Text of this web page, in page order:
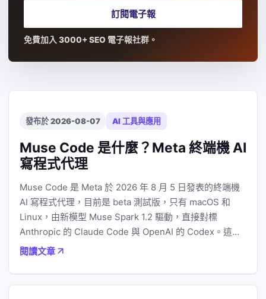
訂閱電子報
免費加入 3000+ SEO 電子報社群。
發布於 2026-08-07 AI 工具與應用
Muse Code 是什麼？Meta 終端機 AI
寫程式代理
Muse Code 是 Meta 於 2026 年 8 月 5 日發表的終端機
AI 寫程式代理，目前是 beta 測試版，只有 macOS 和
Linux，由新模型 Muse Spark 1.2 驅動，直接對標
Anthropic 的 Claude Code 與 OpenAI 的 Codex。這…
閱讀文章